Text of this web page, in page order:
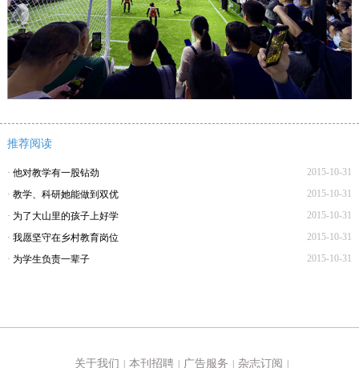
推荐阅读
2015-10-31
· 他对教学有一股钻劲
2015-10-31
· 教学、科研她能做到双优
2015-10-31
· 为了大山里的孩子上好学
2015-10-31
· 我愿坚守在乡村教育岗位
2015-10-31
· 为学生负责一辈子
关于我们 本刊招聘 广告服务 杂志订阅